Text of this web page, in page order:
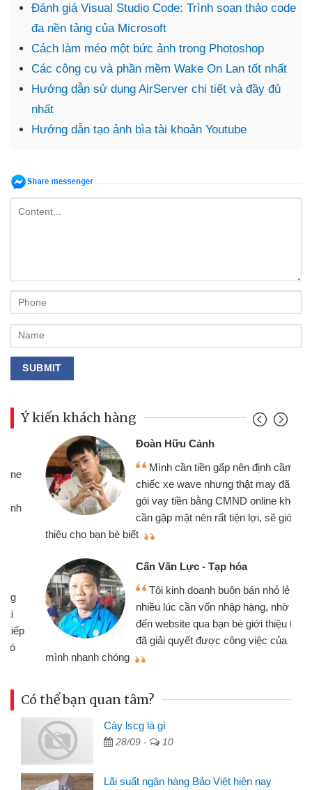
Đánh giá Visual Studio Code: Trình soạn thảo code
đa nền tảng của Microsoft
Cách làm méo một bức ảnh trong Photoshop
Các công cụ và phần mềm Wake On Lan tốt nhất
Hướng dẫn sử dụng AirServer chi tiết và đầy đủ
nhất
Hướng dẫn tạo ảnh bìa tài khoản Youtube
Ý kiến khách hàng
Đoàn Hữu Cảnh
Mình cần tiền gấp nên định cầm cố
chiếc xe wave nhưng thật may đã có
gói vay tiền bằng CMND online không
cần gặp mặt nên rất tiện lợi, sẽ giới
thiệu cho bạn bè biết
Cấn Văn Lực - Tạp hóa
Tôi kinh doanh buôn bán nhỏ lẻ
nhiều lúc cần vốn nhập hàng, nhờ biết
đến website qua bạn bè giới thiệu tôi
đã giải quyết được công việc của
mình nhanh chóng
Có thể bạn quan tâm?
Cày lscg là gì
28/09 - 10
Lãi suất ngân hàng Bảo Việt hiện nay